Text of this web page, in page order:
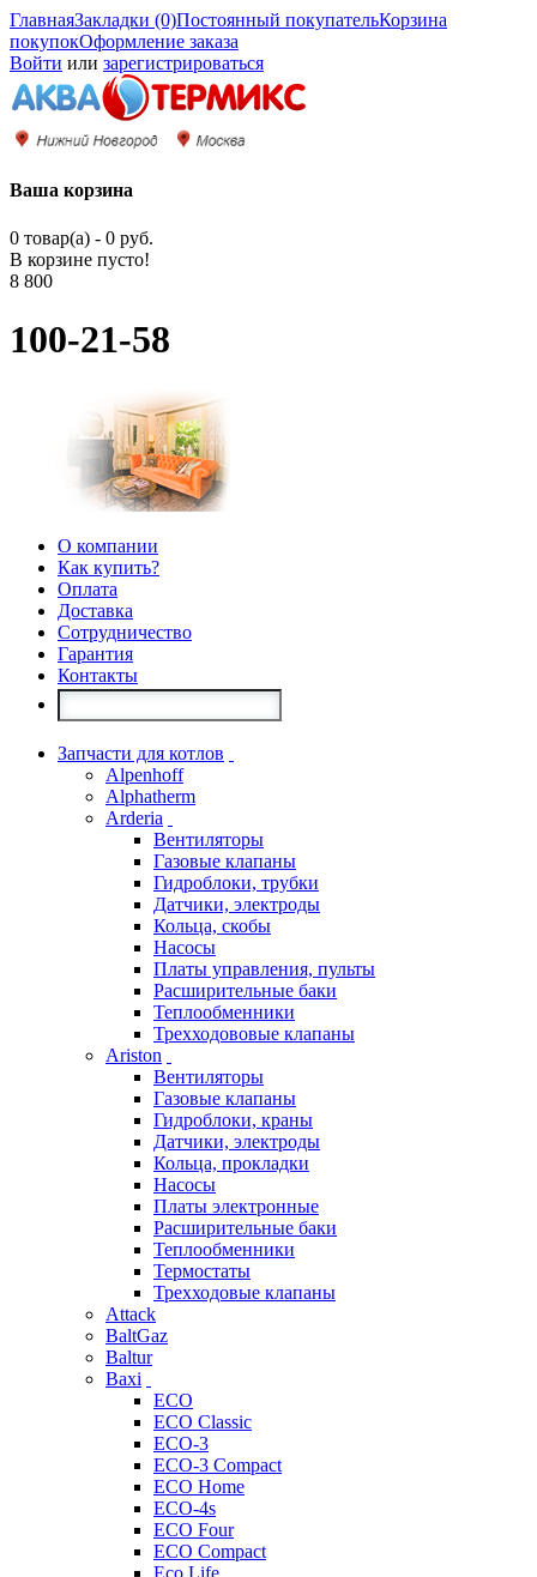
ГлавнаяЗакладки (0)Постоянный покупательКорзина
покупокОформление заказа
Войти или зарегистрироваться
Ваша корзина
0 товар(а) - 0 руб.
В корзине пусто!
8 800
100-21-58
О компании
Как купить?
Оплата
Доставка
Сотрудничество
Гарантия
Контакты
Запчасти для котлов
Alpenhoff
Alphatherm
Arderia
Вентиляторы
Газовые клапаны
Гидроблоки, трубки
Датчики, электроды
Кольца, скобы
Насосы
Платы управления, пульты
Расширительные баки
Теплообменники
Трехходововые клапаны
Ariston
Вентиляторы
Газовые клапаны
Гидроблоки, краны
Датчики, электроды
Кольца, прокладки
Насосы
Платы электронные
Расширительные баки
Теплообменники
Термостаты
Трехходовые клапаны
Attack
BaltGaz
Baltur
Baxi
ECO
ECO Classic
ECO-3
ECO-3 Compact
ECO Home
ECO-4s
ECO Four
ECO Compact